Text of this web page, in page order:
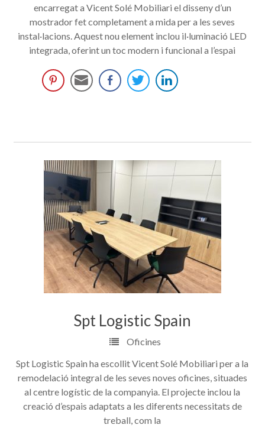
encarregat a Vicent Solé Mobiliari el disseny d’un
mostrador fet completament a mida per a les seves
instal·lacions. Aquest nou element inclou il·luminació LED
integrada, oferint un toc modern i funcional a l’espai
Spt Logistic Spain
Oficines
Spt Logistic Spain ha escollit Vicent Solé Mobiliari per a la
remodelació integral de les seves noves oficines, situades
al centre logístic de la companyia. El projecte inclou la
creació d’espais adaptats a les diferents necessitats de
treball, com la